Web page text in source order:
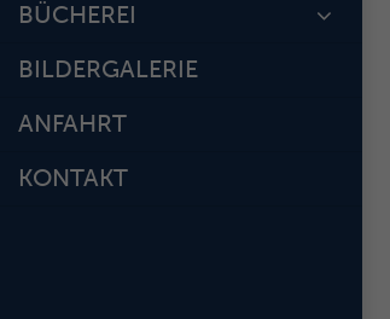
BÜCHEREI
BILDERGALERIE
ANFAHRT
KONTAKT